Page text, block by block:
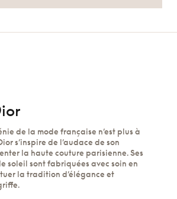
de la mode française n’est plus à
s’inspire de l’audace de son
la haute couture parisienne. Ses
soleil sont fabriquées avec soin en
la tradition d’élégance et